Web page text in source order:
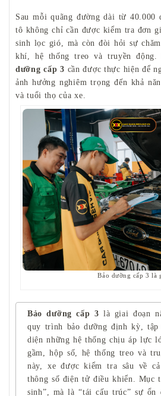
Sau mỗi quãng đường dài từ 40.000
tô không chỉ cần được kiểm tra đơn
sinh lọc gió, mà còn đòi hỏi sự
khí, hệ thống treo và truyền
dưỡng cấp 3 cần được thực hiện để
ảnh hưởng nghiêm trọng đến khả
và tuổi thọ của xe.
Bảo dưỡng cấp 3 là
Bảo dưỡng cấp 3 là giai đoạn
quy trình bảo dưỡng định kỳ, tập
diện những hệ thống chịu áp lực
gầm, hộp số, hệ thống treo và
này, xe được kiểm tra sâu về
thông số điện tử điều khiển. Mục
sinh”, mà là “tái cấu trúc” sự ổn